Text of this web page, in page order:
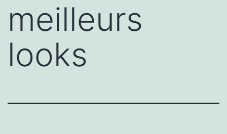
meilleurs
looks